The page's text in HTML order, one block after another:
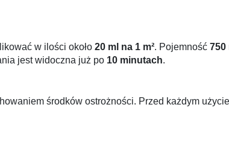
w ilości około 20 ml na 1 m². Pojemność 750
jest widoczna już po 10 minutach.
środków ostrożności. Przed każdym